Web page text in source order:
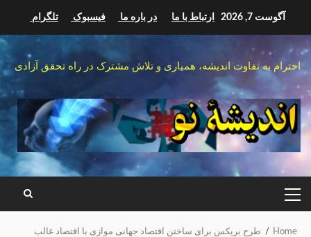
content
آگوست 7, 2026 ارتباط با ما در باره ما فیسبوک تلگرام
احترام به تفاوت اندیشه، همیاری و تلاش مشترک در راه تحقق آزادی
PRIMARY
MENU
Home طرح بریکس برای ساختن اقتصاد جهانی موازی با اقتصاد غالب